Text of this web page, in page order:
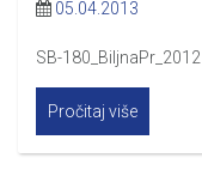
05.04.2013
SB-180_BiljnaPr_2012
Pročitaj više